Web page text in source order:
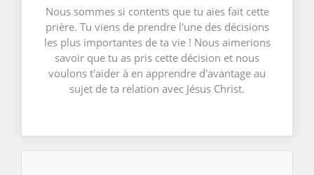
Nous sommes si contents que tu aies fait cette
prière. Tu viens de prendre l'une des décisions
les plus importantes de ta vie ! Nous aimerions
savoir que tu as pris cette décision et nous
voulons t'aider à en apprendre d'avantage au
sujet de ta relation avec Jésus Christ.